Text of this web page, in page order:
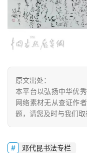
原文出处：
本平台以弘扬中华优
网络素材无从查证作
题，请您及时与我们
邓代昆书法专栏